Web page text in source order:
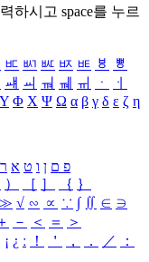
하시고 space를 누르
ㅳ ㅴ ㅵ ㅶ ㅷ ㅸ
ㅹ
ㆈ ㆉ ㆊ ㆋ ㆌ ㆍ
ㆎ
Υ Φ Χ Ψ Ω α β γ δ ε ζ η
פ ם ן ו ט א ר
） ［ ］ ｛ ｝
√ ∽ ∝ ∵ ∫ ∬ ∈ ∋
－ ＜ ＝
＞
¡ ¿ ː ！ ＇ ， ． ／
：